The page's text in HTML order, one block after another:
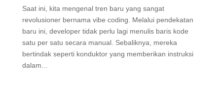
Saat ini, kita mengenal tren baru yang sangat
revolusioner bernama vibe coding. Melalui pendekatan
baru ini, developer tidak perlu lagi menulis baris kode
satu per satu secara manual. Sebaliknya, mereka
bertindak seperti konduktor yang memberikan instruksi
dalam...